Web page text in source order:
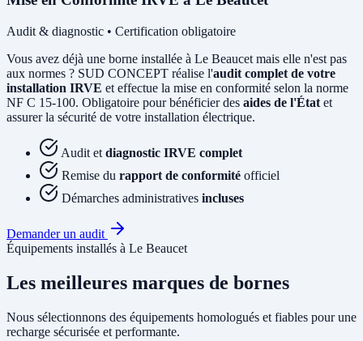
Audit & diagnostic • Certification obligatoire
Vous avez déjà une borne installée à Le Beaucet mais elle n'est pas
aux normes ? SUD CONCEPT réalise l'audit complet de votre
installation IRVE et effectue la mise en conformité selon la norme
NF C 15-100. Obligatoire pour bénéficier des aides de l'État et
assurer la sécurité de votre installation électrique.
Audit et diagnostic IRVE complet
Remise du rapport de conformité officiel
Démarches administratives incluses
Demander un audit
Équipements installés à Le Beaucet
Les meilleures marques de bornes
Nous sélectionnons des équipements homologués et fiables pour une
recharge sécurisée et performante.